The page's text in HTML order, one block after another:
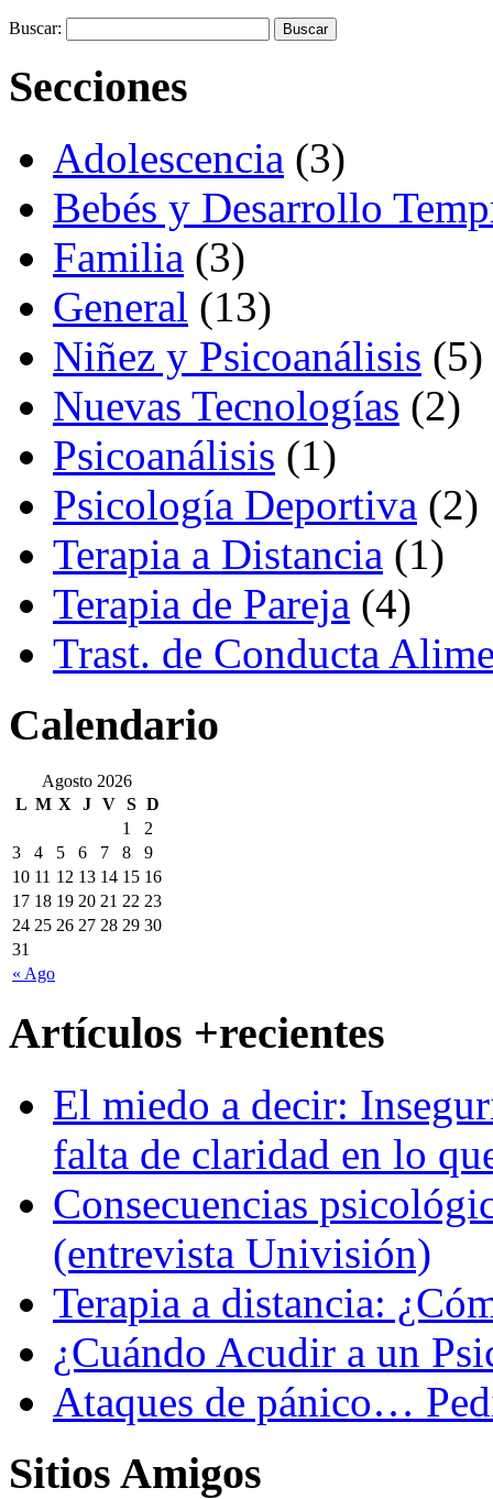
Buscar:
Secciones
Adolescencia (3)
Bebés y Desarrollo
Familia (3)
General (13)
Niñez y Psicoanálisis (5)
Nuevas Tecnologías (2)
Psicoanálisis (1)
Psicología Deportiva (2)
Terapia a Distancia (1)
Terapia de Pareja (4)
Trast. de Conducta
Calendario
Agosto 2026
L M X J V S D
« Ago
1
2
3
4 5 6 7 8
9
10 11 12 13 14 15 16
17 18 19 20 21 22 23
24 25 26 27 28 29 30
31
Artículos +recientes
El miedo a decir:
falta de claridad en lo
Consecuencias
(entrevista Univisión)
Terapia a distancia:
¿Cuándo Acudir a un
Ataques de pánico…
Sitios Amigos